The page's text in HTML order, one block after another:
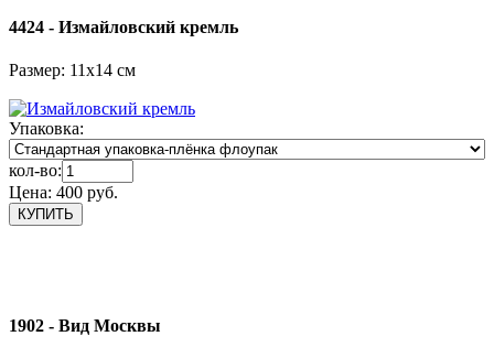
4424 - Измайловский кремль
Размер: 11х14 см
Упаковка:
кол-во:
Цена: 400 руб.
1902 - Вид Москвы